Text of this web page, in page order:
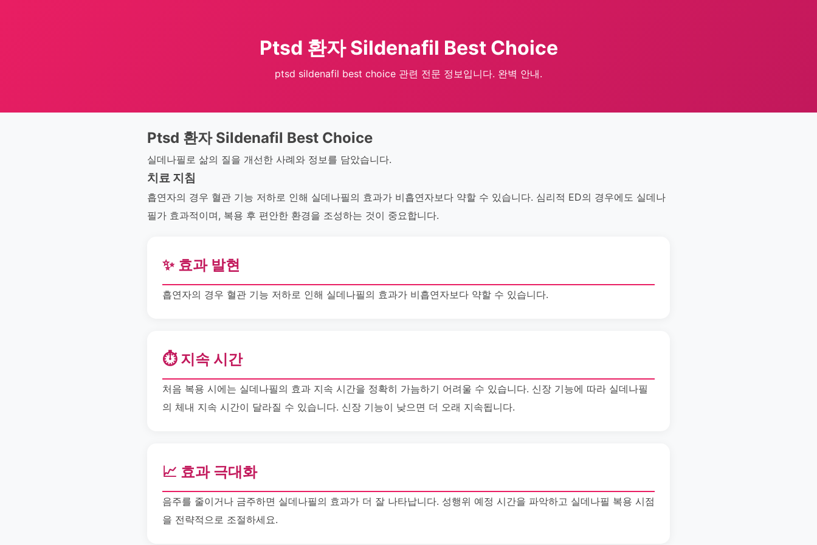
Ptsd 환자 Sildenafil Best Choice
ptsd sildenafil best choice 관련 전문 정보입니다. 완벽 안내.
Ptsd 환자 Sildenafil Best Choice
실데나필로 삶의 질을 개선한 사례와 정보를 담았습니다.
치료 지침
흡연자의 경우 혈관 기능 저하로 인해 실데나필의 효과가 비흡연자보다 약할 수 있습니다. 심리적 ED의 경우에도 실데나
필가 효과적이며, 복용 후 편안한 환경을 조성하는 것이 중요합니다.
✨ 효과 발현
흡연자의 경우 혈관 기능 저하로 인해 실데나필의 효과가 비흡연자보다 약할 수 있습니다.
⏱️ 지속 시간
처음 복용 시에는 실데나필의 효과 지속 시간을 정확히 가늠하기 어려울 수 있습니다. 신장 기능에 따라 실데나필
의 체내 지속 시간이 달라질 수 있습니다. 신장 기능이 낮으면 더 오래 지속됩니다.
📈 효과 극대화
음주를 줄이거나 금주하면 실데나필의 효과가 더 잘 나타납니다. 성행위 예정 시간을 파악하고 실데나필 복용 시점
을 전략적으로 조절하세요.